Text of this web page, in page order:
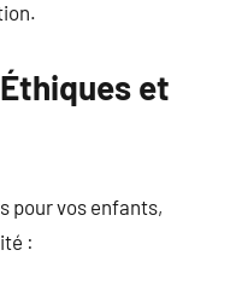
et
pour vos enfants,
: